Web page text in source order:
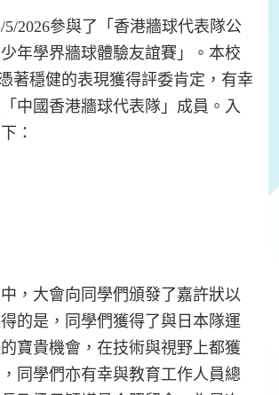
2026參與了「香港牆球代表隊公
年學界牆球體驗友誼賽」。本校
著穩健的表現獲得評委肯定，有幸
中國香港牆球代表隊」成員。入
：
，大會向同學們頒發了嘉許狀以
的是，同學們獲得了與日本隊運
寶貴機會，在技術與視野上都獲
同學們亦有幸與教育工作人員總